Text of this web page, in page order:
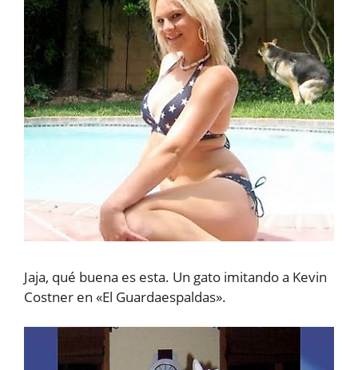
Jaja, qué buena es esta. Un gato imitando a Kevin
Costner en «El Guardaespaldas».